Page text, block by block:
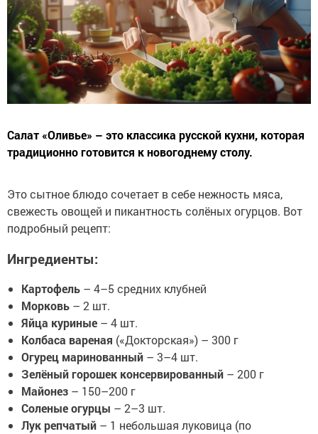
Салат «Оливье» – это классика русской кухни, которая
традиционно готовится к новогоднему столу.
Это сытное блюдо сочетает в себе нежность мяса,
свежесть овощей и пикантность солёных огурцов. Вот
подробный рецепт:
Ингредиенты:
Картофель – 4–5 средних клубней
Морковь – 2 шт.
Яйца куриные – 4 шт.
Колбаса вареная («Докторская») – 300 г
Огурец маринованный – 3–4 шт.
Зелёный горошек консервированный – 200 г
Майонез – 150–200 г
Соленые огурцы – 2–3 шт.
Лук репчатый – 1 небольшая луковица (по